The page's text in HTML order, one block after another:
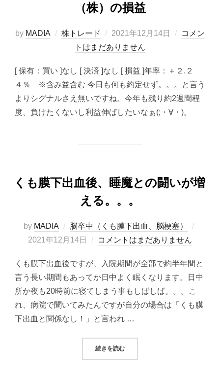
（株）の損益
by MADIA 株トレード
投
稿
2021年12月14日
コメン
トはまだありません
[ 保有：買い ]なし [ 決済 ]なし [ 損益 ]年率：＋２.２
４％ ※含み益含む 今日も何も約定せず。。。と言う
よりシグナルさえ無いですね。今年も残り約2週間程
度、負けたくないし利益伸ばしたいなぁ(;・∀・)。
くも膜下出血後、睡魔との闘いが増
える。。。
by MADIA 脳卒中（くも膜下出血、脳梗塞）
2021年12月14日 コメントはまだありません
くも膜下出血後ですが、入院期間が全部で約半年間と
言う長い期間もあってか日中よく眠くなります。日中
所か夜も20時前に寝てしまう事もしばしば。。。こ
れ、病院で聞いてみたんですが自分の場合は「くも膜
下出血と関係なし！」と言われ …
続きを読む“くも膜下出血後、睡魔との闘いが